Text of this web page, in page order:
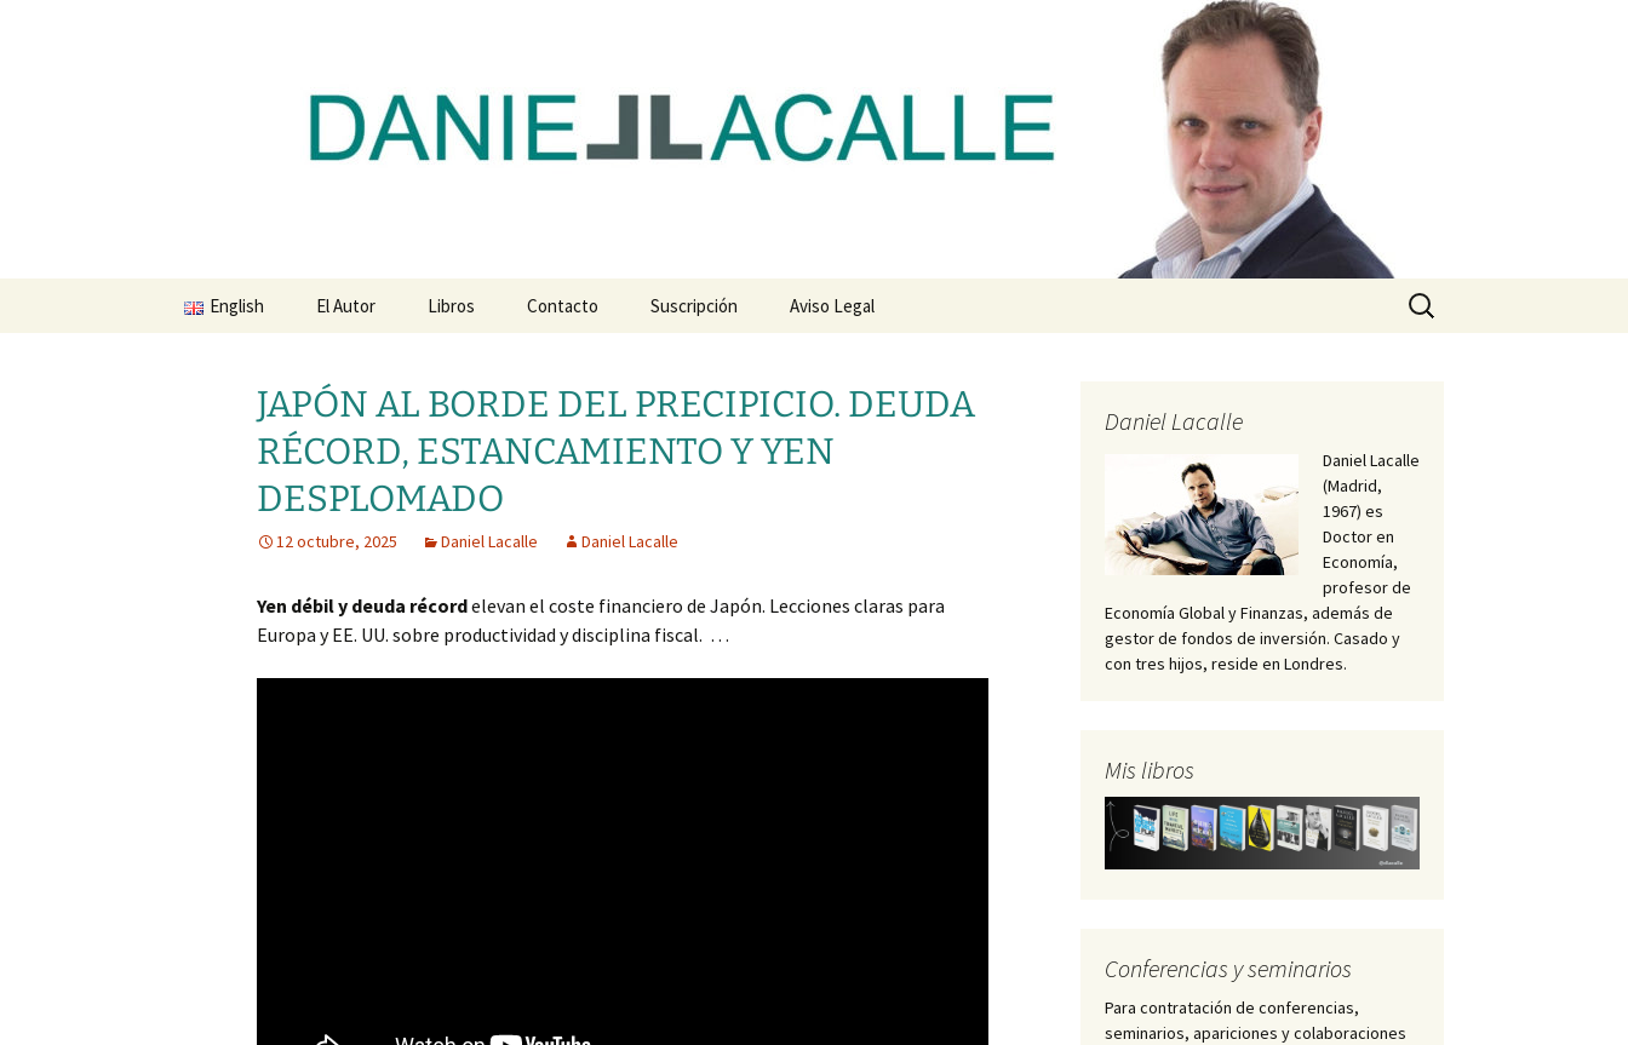
dlacalle.com
English El Autor Libros Contacto Suscripción Aviso Legal
Buscar:
JAPÓN AL BORDE DEL PRECIPICIO. DEUDA
RÉCORD, ESTANCAMIENTO Y YEN
DESPLOMADO
12 octubre, 2025 Daniel Lacalle Daniel Lacalle
Yen débil y deuda récordelevan el coste financiero de Japón. Lecciones claras para
Europa y EE. UU. sobre productividad y disciplina fiscal. …
Daniel Lacalle
Daniel Lacalle
(Madrid,
1967) es
Doctor en
Economía,
profesor de
Economía Global y Finanzas, además de
gestor de fondos de inversión. Casado y
con tres hijos, reside en Londres.
Mis libros
Conferencias y seminarios
Para contratación de conferencias,
seminarios, apariciones y colaboraciones